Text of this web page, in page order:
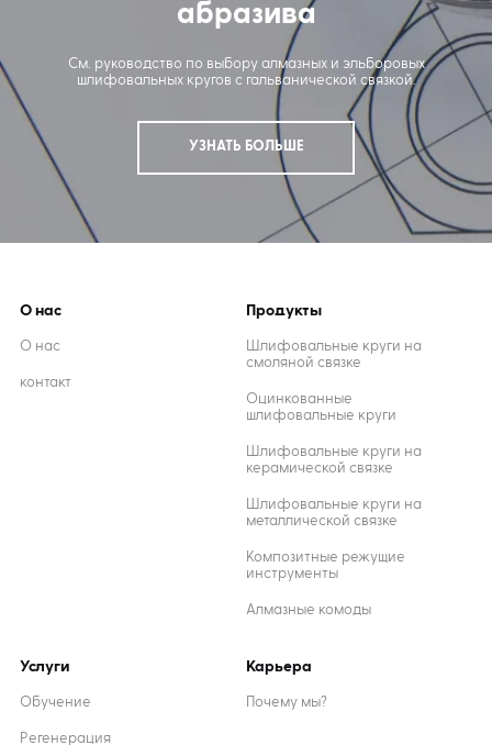
абразива
См. руководство по выбору алмазных и эльборовых
шлифовальных кругов с гальванической связкой.
УЗНАТЬ БОЛЬШЕ
О нас
О нас
контакт
Продукты
Шлифовальные круги на
смоляной связке
Оцинкованные
шлифовальные круги
Шлифовальные круги на
керамической связке
Шлифовальные круги на
металлической связке
Композитные режущие
инструменты
Алмазные комоды
Услуги
Обучение
Регенерация
Карьера
Почему мы?